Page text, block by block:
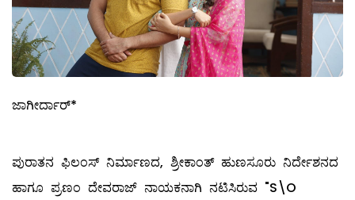
ಜಾಗೀರ್ದಾರ್*
ಪುರಾತನ ಫಿಲಂಸ್ ನಿರ್ಮಾಣದ, ಶ್ರೀಕಾಂತ್ ಹುಣಸೂರು ನಿರ್ದೇಶನದ
ಹಾಗೂ ಪ್ರಣಂ ದೇವರಾಜ್ ನಾಯಕನಾಗಿ ನಟಿಸಿರುವ "S\O